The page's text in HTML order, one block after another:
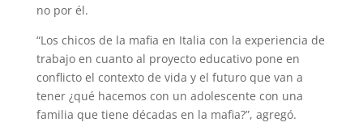
no por él.
“Los chicos de la mafia en Italia con la experiencia de
trabajo en cuanto al proyecto educativo pone en
conflicto el contexto de vida y el futuro que van a
tener ¿qué hacemos con un adolescente con una
familia que tiene décadas en la mafia?”, agregó.